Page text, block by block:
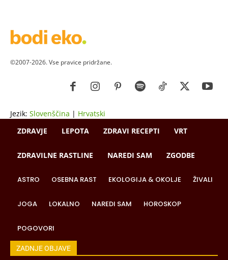
©2007-2026. Vse pravice pridržane.
Jezik: Slovenščina | Hrvatski
ZDRAVJE
LEPOTA ZDRAVI RECEPTI VRT
ZDRAVILNE RASTLINE NAREDI SAM ZGODBE
ASTRO OSEBNA RAST EKOLOGIJA & OKOLJE ŽIVALI
JOGA LOKALNO NAREDI SAM HOROSKOP
POGOVORI
ZADNJE OBJAVE